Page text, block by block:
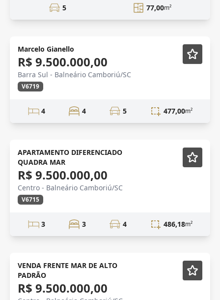
5 77,00m²
Marcelo Gianello
R$ 9.500.000,00
Barra Sul - Balneário Camboriú/SC
V6719
4 4 5 477,00m²
APARTAMENTO DIFERENCIADO
QUADRA MAR
R$ 9.500.000,00
Centro - Balneário Camboriú/SC
V6715
3 3 4 486,18m²
NOVIDADE Mobiliado
VENDA FRENTE MAR DE ALTO
PADRÃO
R$ 9.500.000,00